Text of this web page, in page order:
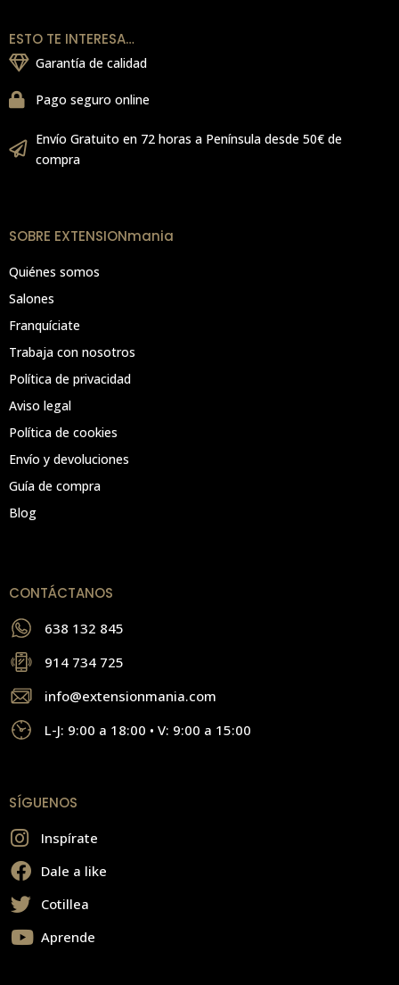
ESTO TE INTERESA…
Garantía de calidad
Pago seguro online
Envío Gratuito en 72 horas a Península desde 50€ de
compra
SOBRE EXTENSIONmania
Quiénes somos
Salones
Franquíciate
Trabaja con nosotros
Política de privacidad
Aviso legal
Política de cookies
Envío y devoluciones
Guía de compra
Blog
CONTÁCTANOS
638 132 845
914 734 725
info@extensionmania.com
L-J: 9:00 a 18:00 • V: 9:00 a 15:00
SÍGUENOS
Inspírate
Dale a like
Cotillea
Aprende